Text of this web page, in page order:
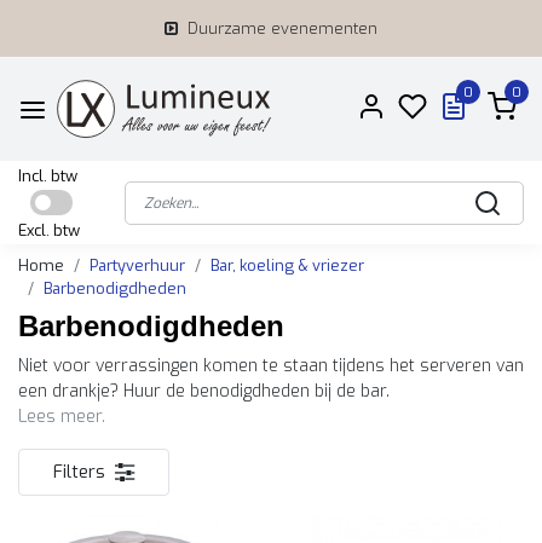
Duurzame evenementen
0 0
Incl. btw
Excl. btw
Home
Partyverhuur
Bar, koeling & vriezer
Barbenodigdheden
Barbenodigdheden
Niet voor verrassingen komen te staan tijdens het serveren van
een drankje? Huur de benodigdheden bij de bar.
Lees meer.
Filters